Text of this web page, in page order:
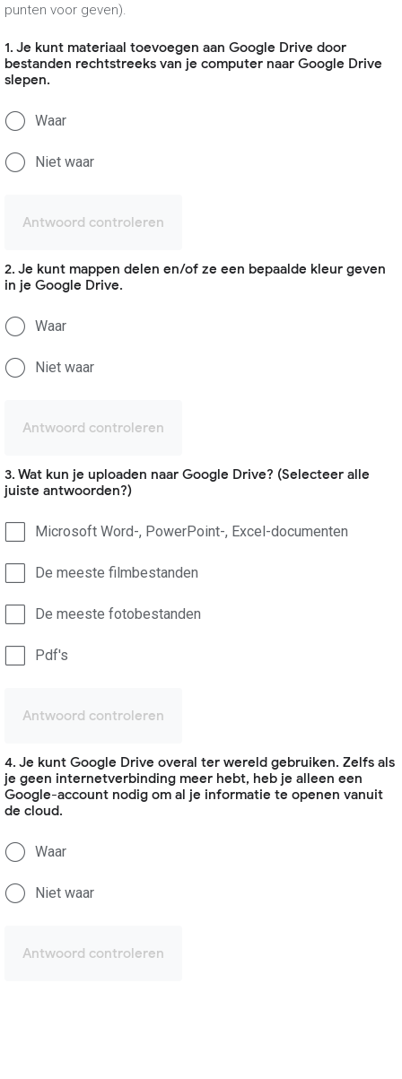
punten voor geven).
1. Je kunt materiaal toevoegen aan Google Drive door
bestanden rechtstreeks van je computer naar Google Drive
slepen.
Waar
Niet waar
Antwoord controleren
2. Je kunt mappen delen en/of ze een bepaalde kleur geven
in je Google Drive.
Waar
Niet waar
Antwoord controleren
3. Wat kun je uploaden naar Google Drive? (Selecteer alle
juiste antwoorden?)
Microsoft Word-, PowerPoint-, Excel-documenten
De meeste filmbestanden
De meeste fotobestanden
Pdf's
Antwoord controleren
4. Je kunt Google Drive overal ter wereld gebruiken. Zelfs als
je geen internetverbinding meer hebt, heb je alleen een
Google-account nodig om al je informatie te openen vanuit
de cloud.
Waar
Niet waar
Antwoord controleren